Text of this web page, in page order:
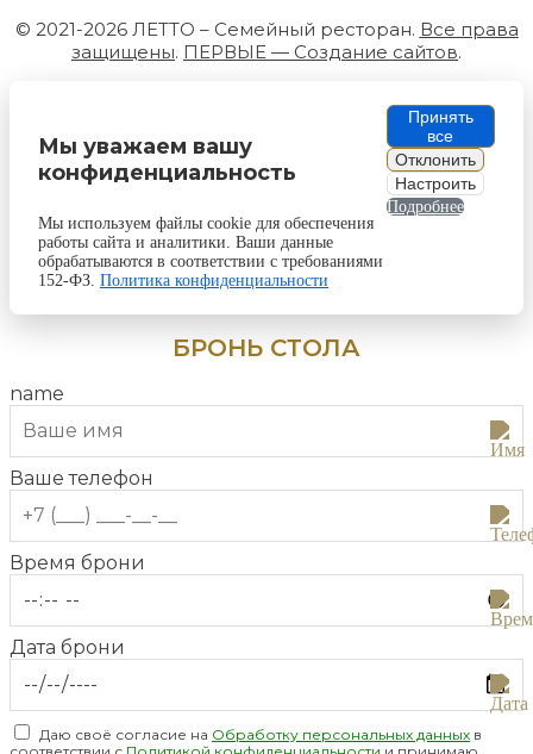
© 2021-2026 ЛЕТТО – Семейный ресторан. Все права
защищены. ПЕРВЫЕ — Создание сайтов.
Мы уважаем вашу
конфиденциальность
Мы используем файлы cookie для обеспечения
работы сайта и аналитики. Ваши данные
обрабатываются в соответствии с требованиями
152-ФЗ. Политика конфиденциальности
Принять
все
Отклонить
Настроить
Подробнее
БРОНЬ СТОЛА
name
Ваше телефон
Время брони
Дата брони
Даю своё согласие на Обработку персональных данных в